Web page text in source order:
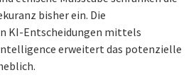
bisher ein. Die
KI-Entscheidungen mittels
erweitert das potenzielle